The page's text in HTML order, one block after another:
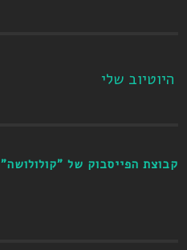
היוטיוב שלי
קבוצת הפייסבוק של "קולולושה"